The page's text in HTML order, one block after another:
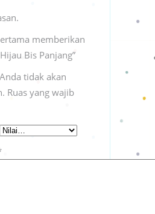
memberikan
Bis Panjang”
tidak akan
Ruas yang wajib